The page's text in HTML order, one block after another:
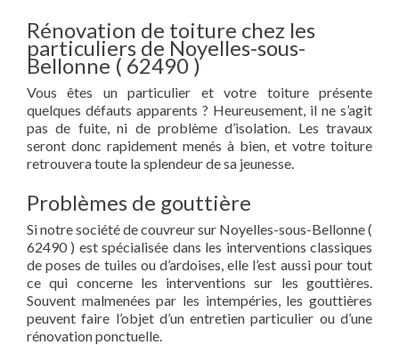
Rénovation de toiture chez les
particuliers de Noyelles-sous-
Bellonne ( 62490 )
Vous êtes un particulier et votre toiture présente
quelques défauts apparents ? Heureusement, il ne s’agit
pas de fuite, ni de problème d’isolation. Les travaux
seront donc rapidement menés à bien, et votre toiture
retrouvera toute la splendeur de sa jeunesse.
Problèmes de gouttière
Si notre société de couvreur sur Noyelles-sous-Bellonne (
62490 ) est spécialisée dans les interventions classiques
de poses de tuiles ou d’ardoises, elle l’est aussi pour tout
ce qui concerne les interventions sur les gouttières.
Souvent malmenées par les intempéries, les gouttières
peuvent faire l’objet d’un entretien particulier ou d’une
rénovation ponctuelle.